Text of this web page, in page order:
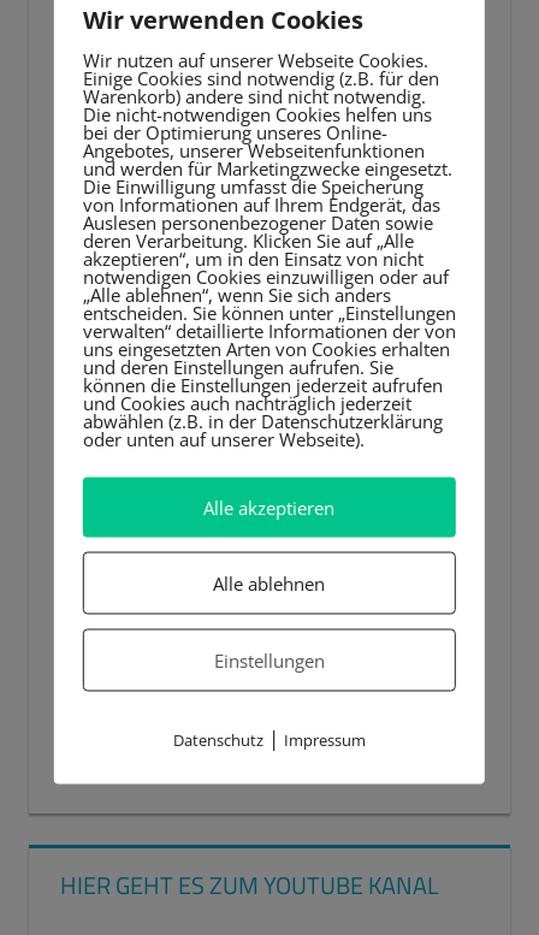
Video-
Player
HIER GEHT ES ZUM YOUTUBE KANAL
Wir verwenden Cookies
Wir nutzen auf unserer Webseite Cookies.
Einige Cookies sind notwendig (z.B. für den
Warenkorb) andere sind nicht notwendig.
Die nicht-notwendigen Cookies helfen uns
bei der Optimierung unseres Online-
Angebotes, unserer Webseitenfunktionen
und werden für Marketingzwecke eingesetzt.
Die Einwilligung umfasst die Speicherung
von Informationen auf Ihrem Endgerät, das
Auslesen personenbezogener Daten sowie
deren Verarbeitung. Klicken Sie auf „Alle
akzeptieren“, um in den Einsatz von nicht
notwendigen Cookies einzuwilligen oder auf
„Alle ablehnen“, wenn Sie sich anders
entscheiden. Sie können unter „Einstellungen
verwalten“ detaillierte Informationen der von
uns eingesetzten Arten von Cookies erhalten
und deren Einstellungen aufrufen. Sie
können die Einstellungen jederzeit aufrufen
und Cookies auch nachträglich jederzeit
abwählen (z.B. in der Datenschutzerklärung
oder unten auf unserer Webseite).
Alle akzeptieren
Alle ablehnen
Einstellungen
Datenschutz| Impressum